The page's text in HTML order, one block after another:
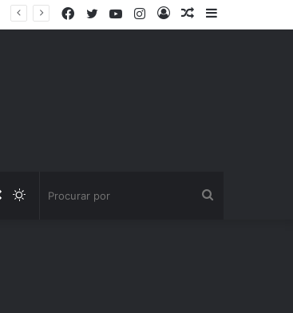
Barra
Artigo
Entrar
Instagram
YouTube
Twitter
Facebook
Switch
Artigo